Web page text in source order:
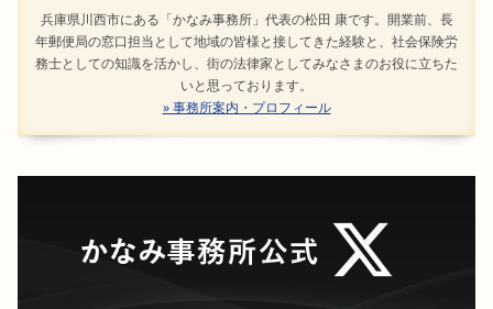
兵庫県川西市にある「かなみ事務所」代表の松田 康です。開業前、長
年郵便局の窓口担当として地域の皆様と接してきた経験と、社会保険労
務士としての知識を活かし、街の法律家としてみなさまのお役に立ちた
いと思っております。
» 事務所案内・プロフィール